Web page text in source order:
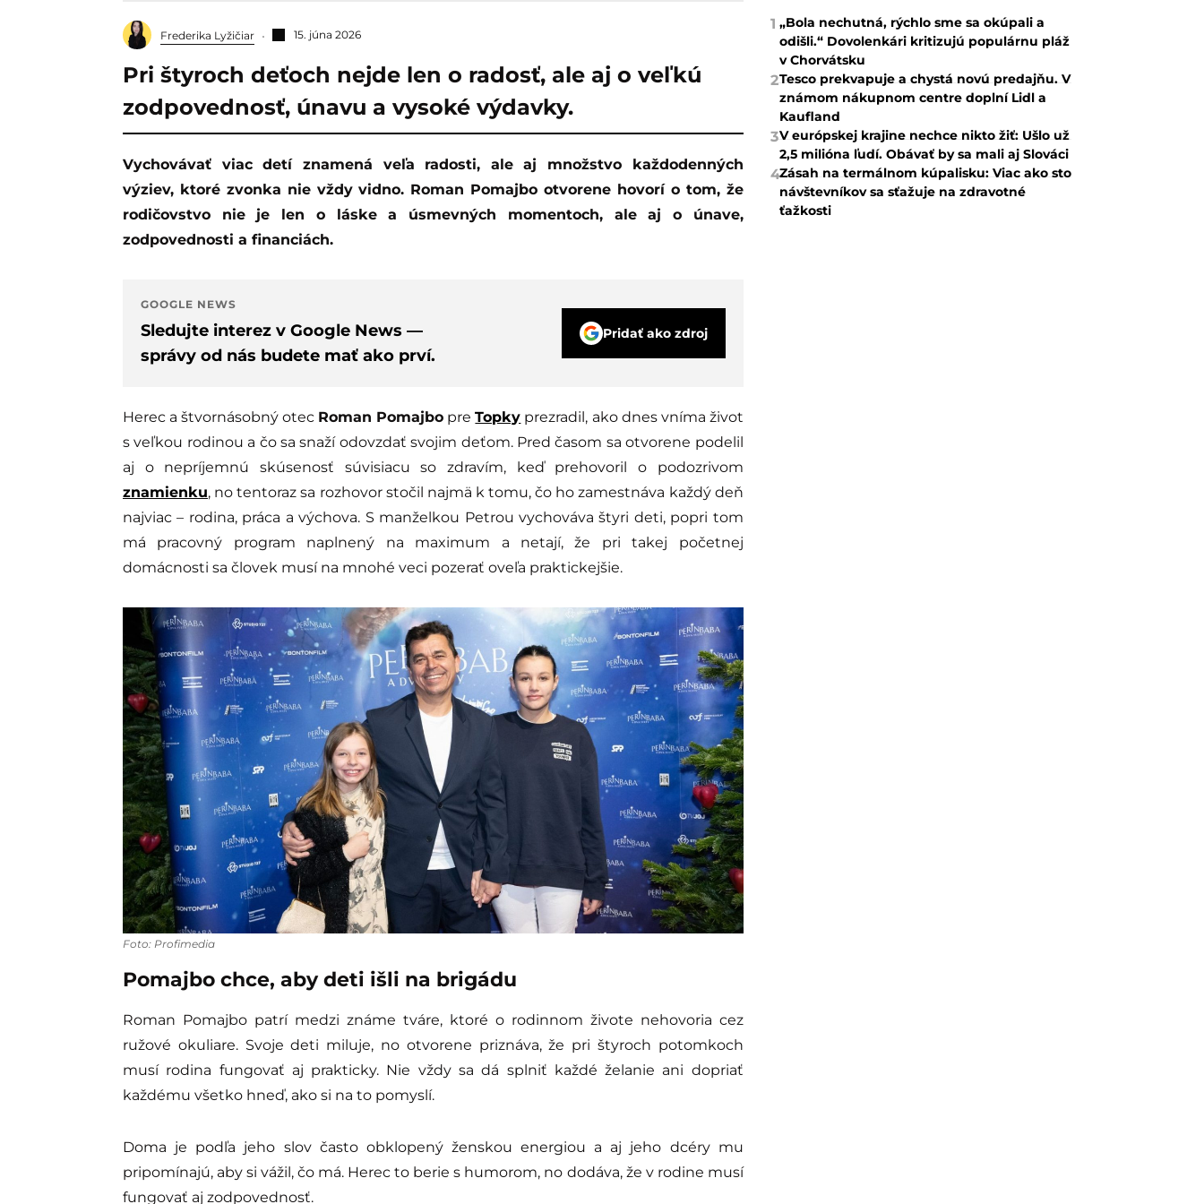
Frederika Lyžičiar 15. júna 2026
Pri štyroch deťoch nejde len o radosť, ale aj o veľkú
zodpovednosť, únavu a vysoké výdavky.
Vychovávať viac detí znamená veľa radosti, ale aj množstvo každodenných
výziev, ktoré zvonka nie vždy vidno. Roman Pomajbo otvorene hovorí o tom, že
rodičovstvo nie je len o láske a úsmevných momentoch, ale aj o únave,
zodpovednosti a financiách.
GOOGLE NEWS
Sledujte interez v Google News —
správy od nás budete mať ako prví.
Pridať ako zdroj
Herec a štvornásobný otec Roman Pomajbo preTopky prezradil, ako dnes vníma život
s veľkou rodinou a čo sa snaží odovzdať svojim deťom. Pred časom sa otvorene podelil
aj o nepríjemnú skúsenosť súvisiacu so zdravím, keď prehovoril o podozrivom
znamienku, no tentoraz sa rozhovor stočil najmä k tomu, čo ho zamestnáva každý deň
najviac – rodina, práca a výchova. S manželkou Petrou vychováva štyri deti, popri tom
má pracovný program naplnený na maximum a netají, že pri takej početnej
domácnosti sa človek musí na mnohé veci pozerať oveľa praktickejšie.
Foto: Profimedia
Pomajbo chce, aby deti išli na brigádu
Roman Pomajbo patrí medzi známe tváre, ktoré o rodinnom živote nehovoria cez
ružové okuliare. Svoje deti miluje, no otvorene priznáva, že pri štyroch potomkoch
musí rodina fungovať aj prakticky. Nie vždy sa dá splniť každé želanie ani dopriať
každému všetko hneď, ako si na to pomyslí.
Doma je podľa jeho slov často obklopený ženskou energiou a aj jeho dcéry mu
pripomínajú, aby si vážil, čo má. Herec to berie s humorom, no dodáva, že v rodine musí
fungovať aj zodpovednosť.
1 „Bola nechutná, rýchlo sme sa okúpali a
odišli.“ Dovolenkári kritizujú populárnu pláž
v Chorvátsku
2Tesco prekvapuje a chystá novú predajňu. V
známom nákupnom centre doplní Lidl a
Kaufland
3V európskej krajine nechce nikto žiť: Ušlo už
2,5 milióna ľudí. Obávať by sa mali aj Slováci
4Zásah na termálnom kúpalisku: Viac ako sto
návštevníkov sa sťažuje na zdravotné
ťažkosti